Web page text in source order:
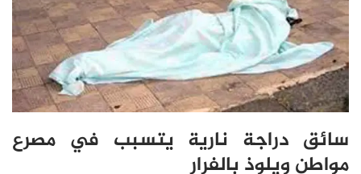
سائق دراجة نارية يتسبب في مصرع
مواطن ويلوذ بالفرار